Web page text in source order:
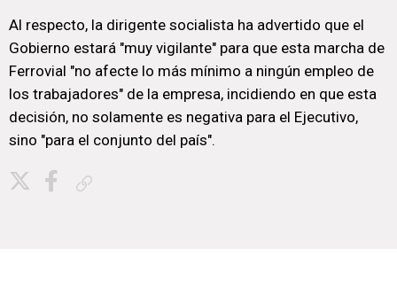
Al respecto, la dirigente socialista ha advertido que el
Gobierno estará "muy vigilante" para que esta marcha de
Ferrovial "no afecte lo más mínimo a ningún empleo de
los trabajadores" de la empresa, incidiendo en que esta
decisión, no solamente es negativa para el Ejecutivo,
sino "para el conjunto del país".